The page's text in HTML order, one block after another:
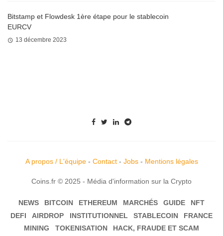
Bitstamp et Flowdesk 1ère étape pour le stablecoin
EURCV
13 décembre 2023
A propos / L'équipe- Contact- Jobs- Mentions légales
Coins.fr © 2025 - Média d'information sur la Crypto
NEWS BITCOIN ETHEREUM MARCHÉS GUIDE
NFT
DEFI
AIRDROP INSTITUTIONNEL STABLECOIN
FRANCE
MINING
TOKENISATION HACK, FRAUDE ET SCAM